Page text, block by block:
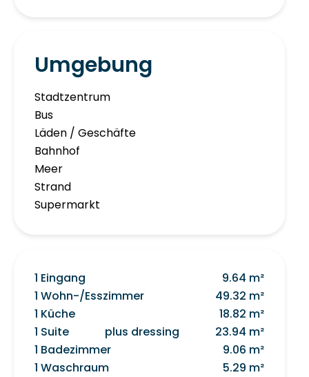
Umgebung
Stadtzentrum
Bus
Läden / Geschäfte
Bahnhof
Meer
Strand
Supermarkt
1 Eingang
9.64 m²
1 Wohn-/Esszimmer
49.32 m²
1 Küche
18.82 m²
1 Suite
plus dressing
23.94 m²
1 Badezimmer
9.06 m²
1 Waschraum
5.29 m²